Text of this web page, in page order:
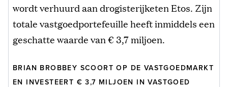
wordt verhuurd aan drogisterijketen Etos. Zijn
totale vastgoedportefeuille heeft inmiddels een
geschatte waarde van € 3,7 miljoen.
BRIAN BROBBEY SCOORT OP DE VASTGOEDMARKT
EN INVESTEERT € 3,7 MILJOEN IN VASTGOED